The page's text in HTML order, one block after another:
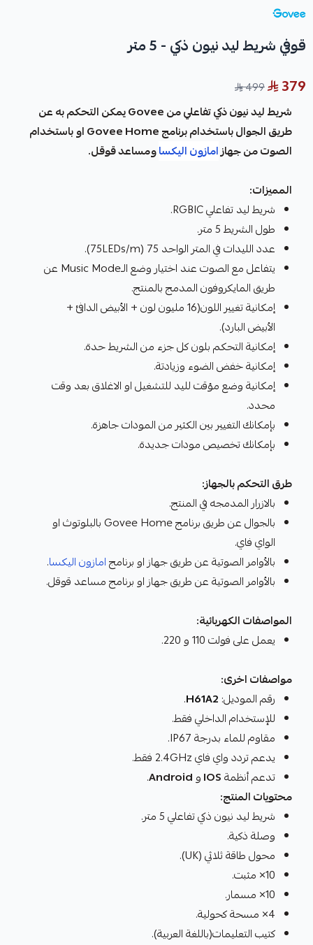
قوفي شريط ليد نيون ذكي - 5 متر
379
499
شريط ليد نيون ذكي تفاعلي من Govee يمكن التحكم به عن
طريق الجوال باستخدام برنامج Govee Home او باستخدام
الصوت من جهازامازون اليكساومساعد قوقل.
المميزات:
شريط ليد تفاعلي RGBIC.
طول الشريط 5 متر.
عدد الليدات في المتر الواحد 75 (75LEDs/m).
يتفاعل مع الصوت عند اختيار وضع الـMusic Mode عن
طريق المايكروفون المدمج بالمنتج.
إمكانية تغيير اللون(16 مليون لون + الأبيض الدافئ +
الأبيض البارد).
إمكانية التحكم بلون كل جزء من الشريط حدة.
إمكانية خفض الضوء وزيادتة.
إمكانية وضع مؤقت لليد للتشغيل او الاغلاق بعد وقت
محدد.
بإمكانك التغيير بين الكثير من المودات جاهزة.
بإمكانك تخصيص مودات جديدة.
طرق التحكم بالجهاز:
بالازرار المدمجه في المنتج.
بالجوال عن طريق برنامج Govee Home بالبلوتوث او
الواي فاي.
بالأوامر الصوتية عن طريق جهاز او برنامجامازون اليكسا.
بالأوامر الصوتية عن طريق جهاز او برنامج مساعد قوقل.
المواصفات الكهربائية:
يعمل على فولت 110 و 220.
مواصفات اخرى:
رقم الموديل: ‎ H61A2
.
للإستخدام الداخلي فقط.
مقاوم للماء بدرجة IP67.
يدعم تردد واي فاي 2.4GHz فقط.
تدعم أنظمةIOSوAndroid
.
محتويات المنتج:
شريط ليد نيون ذكي تفاعلي 5 متر.
وصلة ذكية.
محول طاقة ثلاثي (UK).
10× مثبت.
10× مسمار.
4× مسحة كحولية.
كتيب التعليمات(باللغة العربية).